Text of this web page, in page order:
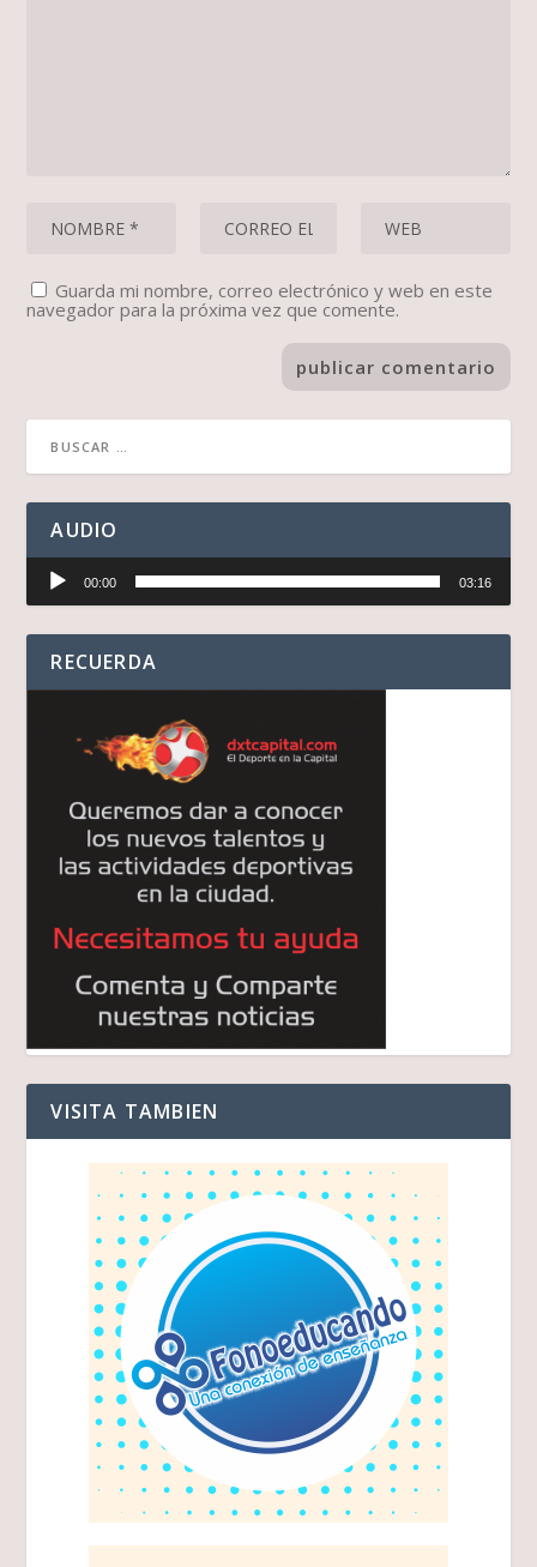
Guarda mi nombre, correo electrónico y web en este
navegador para la próxima vez que comente.
AUDIO
Reproductor
audio
00:00 03:16
RECUERDA
VISITA TAMBIEN